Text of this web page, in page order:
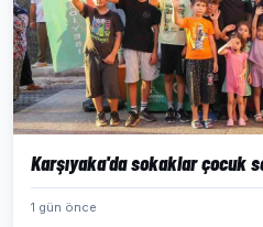
Karşıyaka'da sokaklar çocuk
1 gün önce